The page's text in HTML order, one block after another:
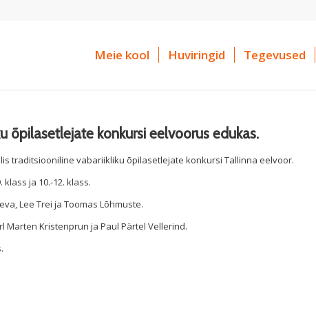
Meie kool Huviringid Tegevused
õpilasetlejate konkursi eelvoorus edukas.
traditsiooniline vabariikliku õpilasetlejate konkursi Tallinna eelvoor.
ja 10.-12. klass.
Lee Trei ja Toomas Lõhmuste.
Marten Kristenprun ja Paul Pärtel Vellerind.